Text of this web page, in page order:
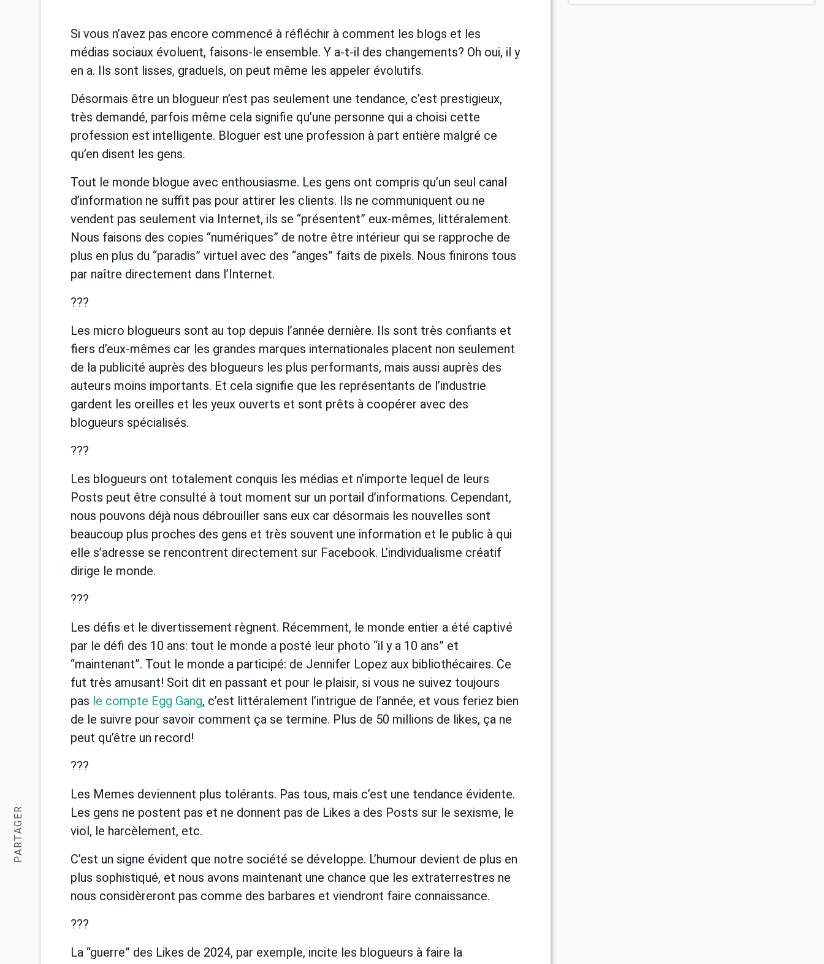
PARTAGER:
Si vous n’avez pas encore commencé à réfléchir à comment les blogs et les
médias sociaux évoluent, faisons-le ensemble. Y a-t-il des changements? Oh oui, il y
en a. Ils sont lisses, graduels, on peut même les appeler évolutifs.
Désormais être un blogueur n’est pas seulement une tendance, c’est prestigieux,
très demandé, parfois même cela signifie qu’une personne qui a choisi cette
profession est intelligente. Bloguer est une profession à part entière malgré ce
qu’en disent les gens.
Tout le monde blogue avec enthousiasme. Les gens ont compris qu’un seul canal
d’information ne suffit pas pour attirer les clients. Ils ne communiquent ou ne
vendent pas seulement via Internet, ils se “présentent” eux-mêmes, littéralement.
Nous faisons des copies “numériques” de notre être intérieur qui se rapproche de
plus en plus du “paradis” virtuel avec des “anges” faits de pixels. Nous finirons tous
par naître directement dans l’Internet.
???
Les micro blogueurs sont au top depuis l’année dernière. Ils sont très confiants et
fiers d’eux-mêmes car les grandes marques internationales placent non seulement
de la publicité auprès des blogueurs les plus performants, mais aussi auprès des
auteurs moins importants. Et cela signifie que les représentants de l’industrie
gardent les oreilles et les yeux ouverts et sont prêts à coopérer avec des
blogueurs spécialisés.
???
Les blogueurs ont totalement conquis les médias et n’importe lequel de leurs
Posts peut être consulté à tout moment sur un portail d’informations. Cependant,
nous pouvons déjà nous débrouiller sans eux car désormais les nouvelles sont
beaucoup plus proches des gens et très souvent une information et le public à qui
elle s’adresse se rencontrent directement sur Facebook. L’individualisme créatif
dirige le monde.
???
Les défis et le divertissement règnent. Récemment, le monde entier a été captivé
par le défi des 10 ans: tout le monde a posté leur photo “il y a 10 ans” et
“maintenant”. Tout le monde a participé: de Jennifer Lopez aux bibliothécaires. Ce
fut très amusant! Soit dit en passant et pour le plaisir, si vous ne suivez toujours
pas le compte Egg Gang, c’est littéralement l’intrigue de l’année, et vous feriez bien
de le suivre pour savoir comment ça se termine. Plus de 50 millions de likes, ça ne
peut qu’être un record!
???
Les Memes deviennent plus tolérants. Pas tous, mais c’est une tendance évidente.
Les gens ne postent pas et ne donnent pas de Likes a des Posts sur le sexisme, le
viol, le harcèlement, etc.
C’est un signe évident que notre société se développe. L’humour devient de plus en
plus sophistiqué, et nous avons maintenant une chance que les extraterrestres ne
nous considèreront pas comme des barbares et viendront faire connaissance.
???
La “guerre” des Likes de 2024, par exemple, incite les blogueurs à faire la